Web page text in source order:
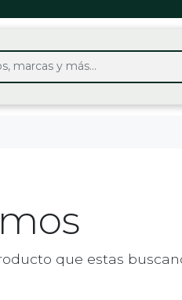
que estas